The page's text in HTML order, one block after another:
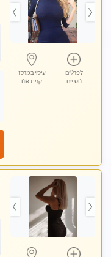
לפרטים
נוספים
עיסוי במרכז
קרית אונו